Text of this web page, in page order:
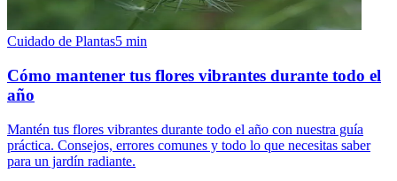
Cuidado de Plantas5 min
Cómo mantener tus flores vibrantes durante todo el
año
Mantén tus flores vibrantes durante todo el año con nuestra guía
práctica. Consejos, errores comunes y todo lo que necesitas saber
para un jardín radiante.